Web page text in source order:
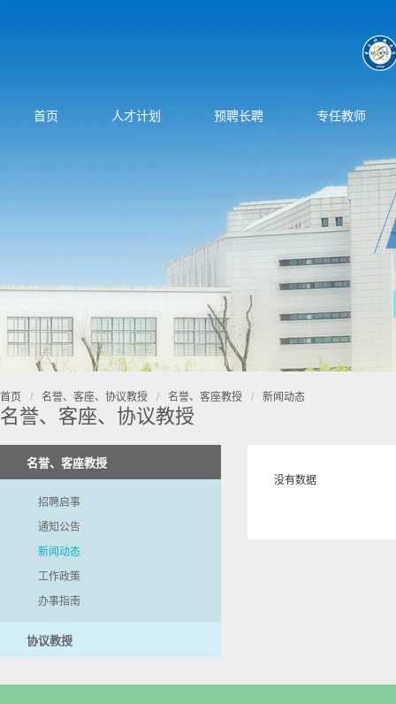
首页 人才计划 预聘长聘 专任教师
首页 / 名誉、客座、协议教授 / 名誉、客座教授 / 新闻动态
名誉、客座、协议教授
名誉、客座教授
招聘启事
通知公告
新闻动态
工作政策
办事指南
协议教授
没有数据